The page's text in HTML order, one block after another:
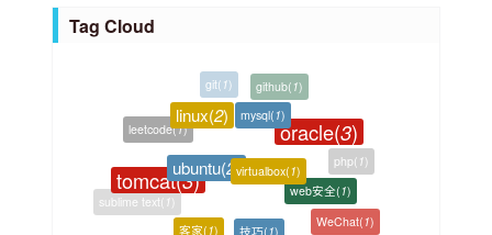
e
s
t
e
Tag Cloud
git( 1) github( 1)
leetcode(1)
linux(2) mysql(1)
oracle(3)
php( 1)
sublime text( 1
tomcat(3)
ubuntu(2)
virtualbox(1)
web安全(1)
WeChat( 1)
客家(1) 技巧(1)